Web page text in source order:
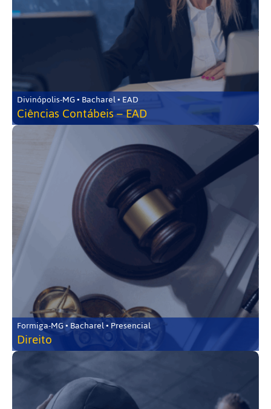
Divinópolis-MG • Bacharel • EAD
Ciências Contábeis – EAD
Formiga-MG • Bacharel • Presencial
Direito